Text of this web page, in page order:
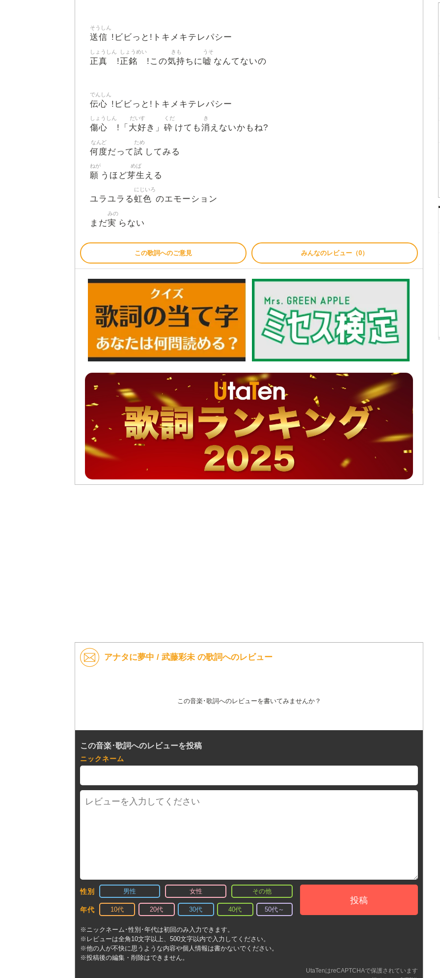
送信
そうしん
!ビビっと!トキメキテレパシー
正真
しょうしん
!正銘
しょうめい
!この気持
きも
ちに嘘
うそ
なんてないの
伝心
でんしん
!ビビっと!トキメキテレパシー
傷心
しょうしん
!「 大好
だいす
き」 砕
くだ
けても消
き
えないかもね?
何度
なんど
だって試
ため
してみる
願
ねが
うほど芽生
めば
える
ユラユラる虹色
にじいろ
のエモーション
まだ実
みの
らない
この歌詞へのご意見 みんなのレビュー（0）
アナタに夢中 / 武藤彩未 の歌詞へのレビュー
この音楽･歌詞へのレビューを書いてみませんか？
この音楽･歌詞へのレビューを投稿
ニックネーム
性別 男性 女性 その他
年代 10代 20代 30代 40代 50代～
投稿
※ニックネーム･性別･年代は初回のみ入力できます。
※レビューは全角10文字以上、500文字以内で入力してください。
※他の人が不快に思うような内容や個人情報は書かないでください。
※投稿後の編集・削除はできません。
UtaTenはreCAPTCHAで保護されています